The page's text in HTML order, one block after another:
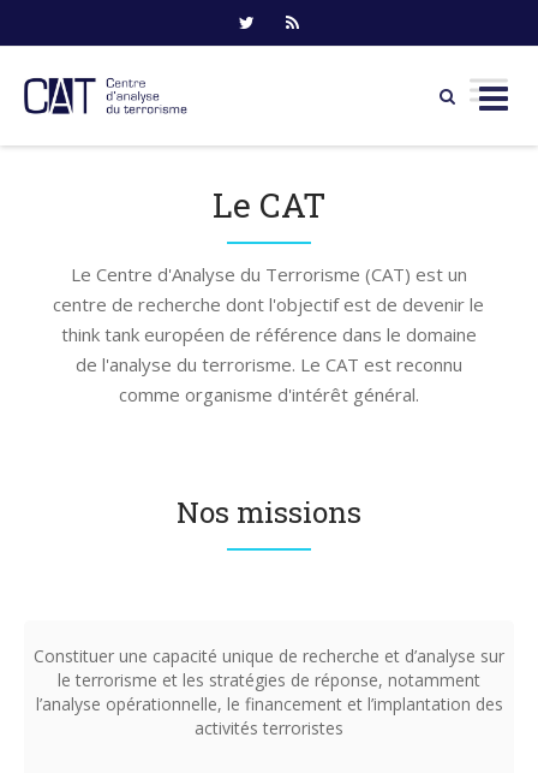
Le CAT
Le Centre d'Analyse du Terrorisme (CAT) est un
centre de recherche dont l'objectif est de devenir le
think tank européen de référence dans le domaine
de l'analyse du terrorisme. Le CAT est reconnu
comme organisme d'intérêt général.
Nos missions
Constituer une capacité unique de recherche et d’analyse sur
le terrorisme et les stratégies de réponse, notamment
l’analyse opérationnelle, le financement et l’implantation des
activités terroristes